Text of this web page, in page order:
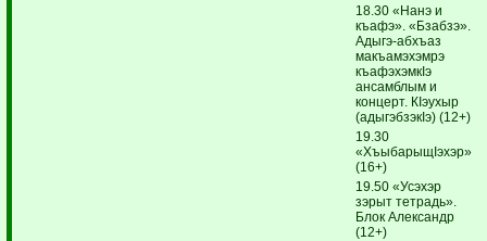
18.30 «Нанэ и
къафэ». «Бзабзэ».
Адыгэ-абхъаз
макъамэхэмрэ
къафэхэмкIэ
ансамблым и
концерт. КIэухыр
(адыгэбзэкIэ) (12+)
19.30
«ХъыбарыщIэхэр»
(16+)
19.50 «Усэхэр
зэрыт тетрадь».
Блок Александр
(12+)